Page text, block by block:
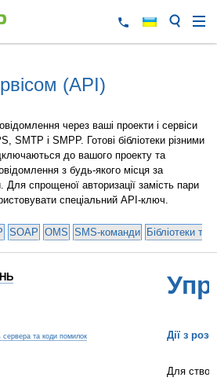
(API)
через ваші проекти і сервіси
SMTP і SMPP. Готові бібліотеки різними
до вашого проекту та
з будь-якого місця за
спрощеної авторизації замість пари
спеціальний API-ключ.
SOAP OMS SMS-команди Бібліотеки та
сервера та коди помилок Дії з
Для